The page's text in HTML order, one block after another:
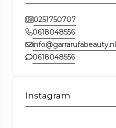
0251750707
0618048556
info@garrarufabeauty.nl
0618048556
Instagram